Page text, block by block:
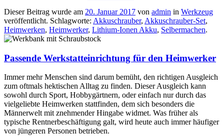
Dieser Beitrag wurde am 20. Januar 2017 von admin in Werkzeug
veröffentlicht. Schlagworte: Akkuschrauber, Akkuschrauber-Set,
Heimwerken, Heimwerker, Lithium-Ionen Akku, Selbermachen.
Passende Werkstatteinrichtung für den Heimwerker
Immer mehr Menschen sind darum bemüht, den richtigen Ausgleich
zum oftmals hektischen Alltag zu finden. Dieser Ausgleich kann
sowohl durch Sport, Hobbygärtnern, oder einfach nur durch das
vielgeliebte Heimwerken stattfinden, dem sich besonders die
Männerwelt mit znehmender Hingabe widmet. Was früher als
typische Rentnerbeschäftigung galt, wird heute auch immer häufiger
von jüngeren Personen betrieben.